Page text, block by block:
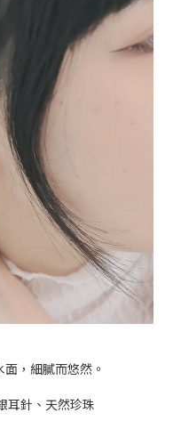
，細膩而悠然。
耳針、天然珍珠